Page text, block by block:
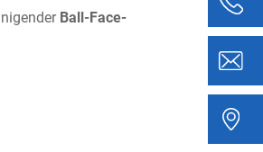
Ball-Face-